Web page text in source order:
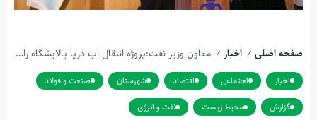
صفحه اصلی / اخبار / معاون وزیر نفت:پروژه انتقال آب دریا پالایشگاه را به‌طور کامل از وابستگی به منابع آب شرب و آب زاینده‌رود بی‌نیاز می‌کند.
اخبار اجتماعی اقتصاد شهرستان
صنعت و فولاد
گزارش
محیط زیست نفت و انرژی